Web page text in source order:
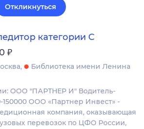
Откликнуться
категории С
₽
Библиотека имени Ленина
ООО "ПАРТНЕР И" Водитель-
150000 ООО «Партнер Инвест» -
компания, оказывающая
перевозок по ЦФО России,